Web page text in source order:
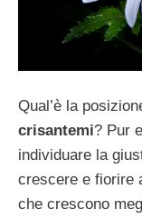
Qual’è la
crisantemi? Pur
individuare la
crescere e fiorire
che crescono